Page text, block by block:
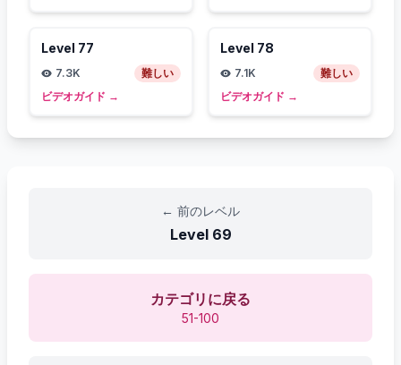
Level 77
7.3K
難しい
ビデオガイド →
Level 78
7.1K
難しい
ビデオガイド →
← 前のレベル
Level 69
カテゴリに戻る
51-100